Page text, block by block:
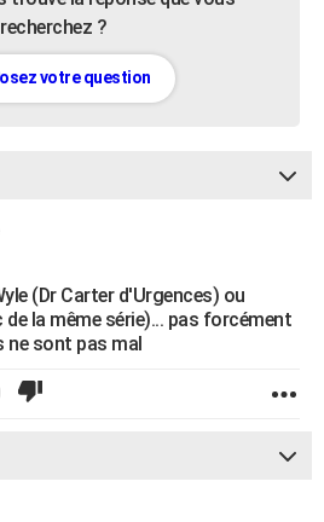
recherchez ?
votre question
(Dr Carter d'Urgences) ou
la même série)... pas forcément
ne sont pas mal